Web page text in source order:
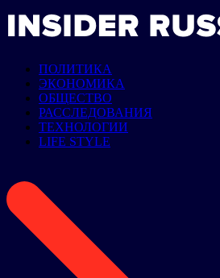
ПОЛИТИКА
ЭКОНОМИКА
ОБЩЕСТВО
РАССЛЕДОВАНИЯ
ТЕХНОЛОГИИ
LIFE STYLE